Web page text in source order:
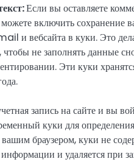
Если вы оставляете
включить сохранение
и вебсайта в куки. Это
чтобы не заполнять данные
Эти куки
запись на сайте и вы
куки для определения
браузером, куки не
и удаляется при